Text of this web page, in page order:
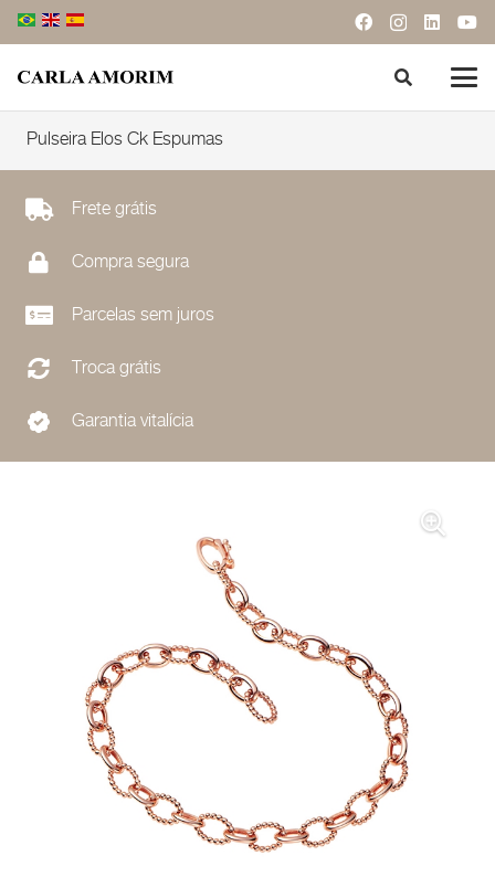
Pulseira Elos Ck Espumas
Frete grátis
Compra segura
Parcelas sem juros
Troca grátis
Garantia vitalícia